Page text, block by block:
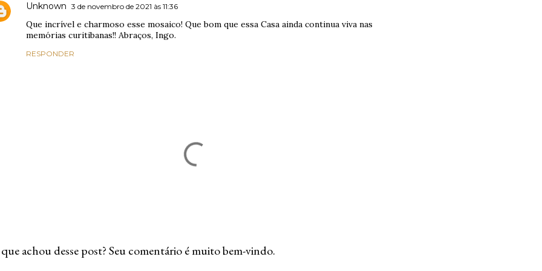
Unknown 3 de novembro de 2021 às 11:36
Que incrível e charmoso esse mosaico! Que bom que essa Casa ainda continua viva nas
memórias curitibanas!! Abraços, Ingo.
RESPONDER
achou desse post? Seu comentário é muito bem-vindo.